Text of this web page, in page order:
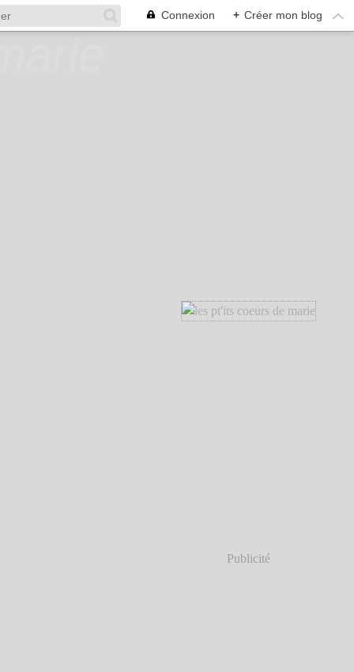
Connexion + Créer mon blog
Publicité